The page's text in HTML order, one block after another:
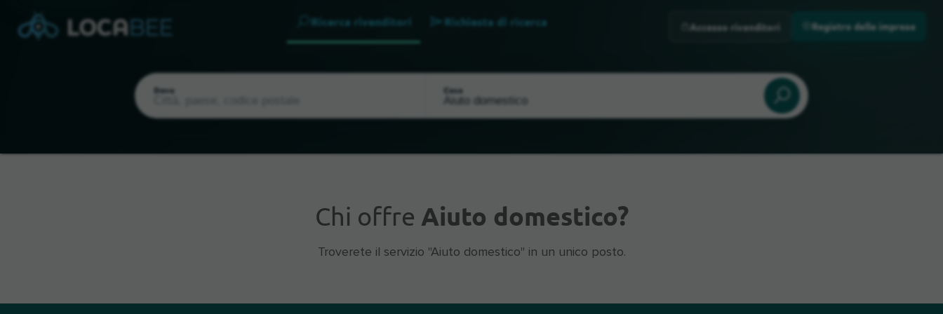
Ricerca rivenditori Richiesta di ricerca
Dove Cosa
Accesso rivenditori Registro delle imprese
Chi offre Aiuto domestico?
Troverete il servizio "Aiuto domestico" in un unico posto.